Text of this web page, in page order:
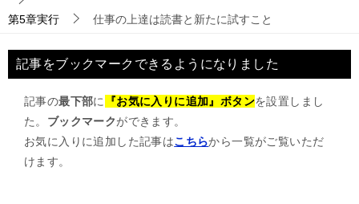
第5章実行 仕事の上達は読書と新たに試すこと
記事をブックマークできるようになりました
記事の最下部に 『お気に入りに追加』ボタンを設置しまし
た。 ブックマークができます。
お気に入りに追加した記事はこちらから一覧がご覧いただ
けます。